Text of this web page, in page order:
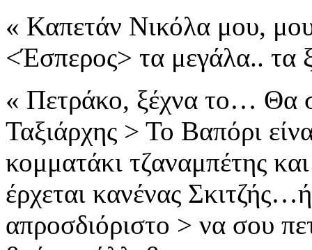
« Καπετάν Νικόλα μου,
<Έσπερος> τα μεγάλα.. τα
« Πετράκο, ξέχνα το… Θα
Ταξιάρχης > Το Βαπόρι
κομματάκι τζαναμπέτης
έρχεται κανένας Σκιτζής…ή
απροσδιόριστο > να σου